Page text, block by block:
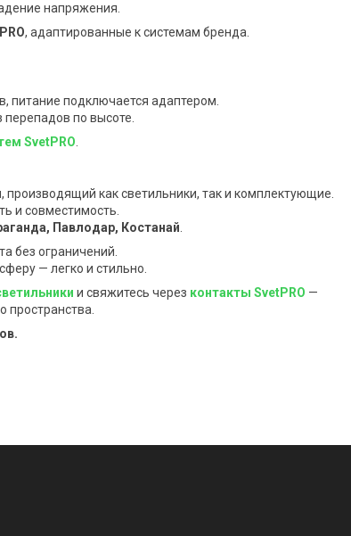
напряжения.
, адаптированные к системам бренда.
питание подключается адаптером.
перепадов по высоте.
SvetPRO.
как светильники, так и комплектующие.
и совместимость.
Павлодар, Костанай.
без ограничений.
— легко и стильно.
и свяжитесь через контакты SvetPRO —
пространства.